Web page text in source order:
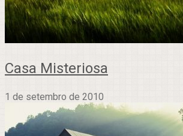
Casa Misteriosa
1 de setembro de 2010